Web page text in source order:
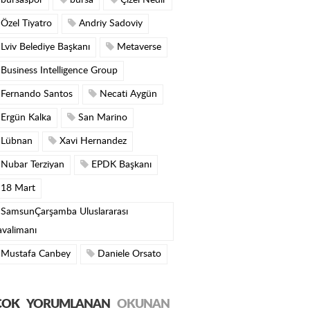
Tiyatro Andriy Sadoviy
Belediye Başkanı Metaverse
Intelligence Group
Santos Necati Aygün
Kalka San Marino
Xavi Hernandez
Terziyan EPDK Başkanı
Mart
Uluslararası
Canbey Daniele Orsato
YORUMLANAN OKUNAN